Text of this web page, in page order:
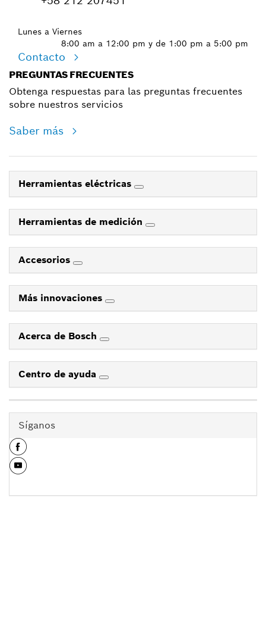
Lunes a Viernes
8:00 am a 12:00 pm y de 1:00 pm a 5:00 pm
Contacto
PREGUNTAS FRECUENTES
Obtenga respuestas para las preguntas frecuentes
sobre nuestros servicios
Saber más
Herramientas eléctricas
Herramientas de medición
Accesorios
Más innovaciones
Acerca de Bosch
Centro de ayuda
Síganos